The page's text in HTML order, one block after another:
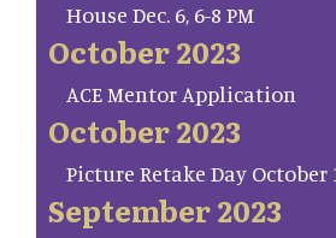
House Dec. 6, 6-8 PM
October 2023
ACE Mentor Application
October 2023
Picture Retake Day October
September 2023